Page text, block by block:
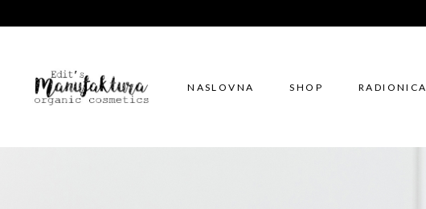
NASLOVNA SHOP RADIONICA